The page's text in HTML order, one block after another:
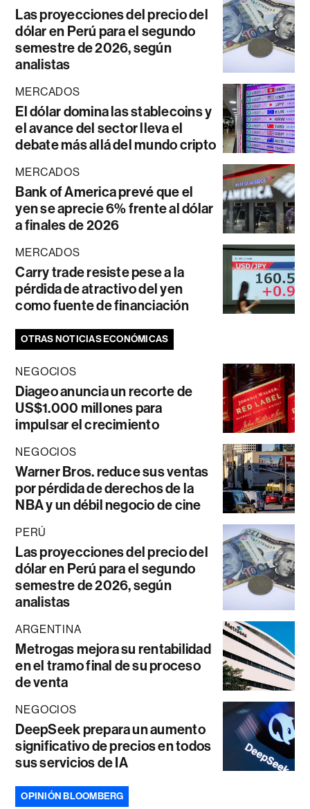
Las proyecciones del precio del
dólar en Perú para el segundo
semestre de 2026, según
analistas
MERCADOS
El dólar domina las stablecoins y
el avance del sector lleva el
debate más allá del mundo cripto
MERCADOS
Bank of America prevé que el
yen se aprecie 6% frente al dólar
a finales de 2026
MERCADOS
Carry trade resiste pese a la
pérdida de atractivo del yen
como fuente de financiación
OTRAS NOTICIAS ECONÓMICAS
NEGOCIOS
Diageo anuncia un recorte de
US$1.000 millones para
impulsar el crecimiento
NEGOCIOS
Warner Bros. reduce sus ventas
por pérdida de derechos de la
NBA y un débil negocio de cine
PERÚ
Las proyecciones del precio del
dólar en Perú para el segundo
semestre de 2026, según
analistas
ARGENTINA
Metrogas mejora su rentabilidad
en el tramo final de su proceso
de venta
NEGOCIOS
DeepSeek prepara un aumento
significativo de precios en todos
sus servicios de IA
OPINIÓN BLOOMBERG